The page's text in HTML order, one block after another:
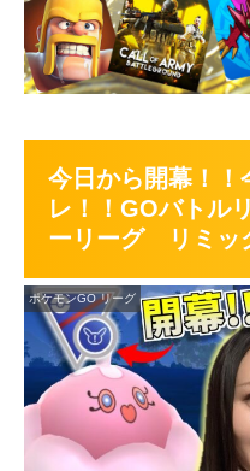
今日から開幕！！
レ！！GOバトル
ーリーグ リミッ
ポケモンGO リーグ